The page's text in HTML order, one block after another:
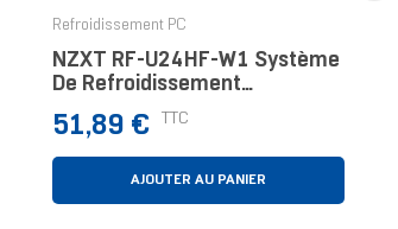
Refroidissement PC
NZXT RF-U24HF-W1 Système
De Refroidissement
D’ordinateur Boitier PC
Ventilateur Blanc
Prix
51,89 € TTC
AJOUTER AU PANIER